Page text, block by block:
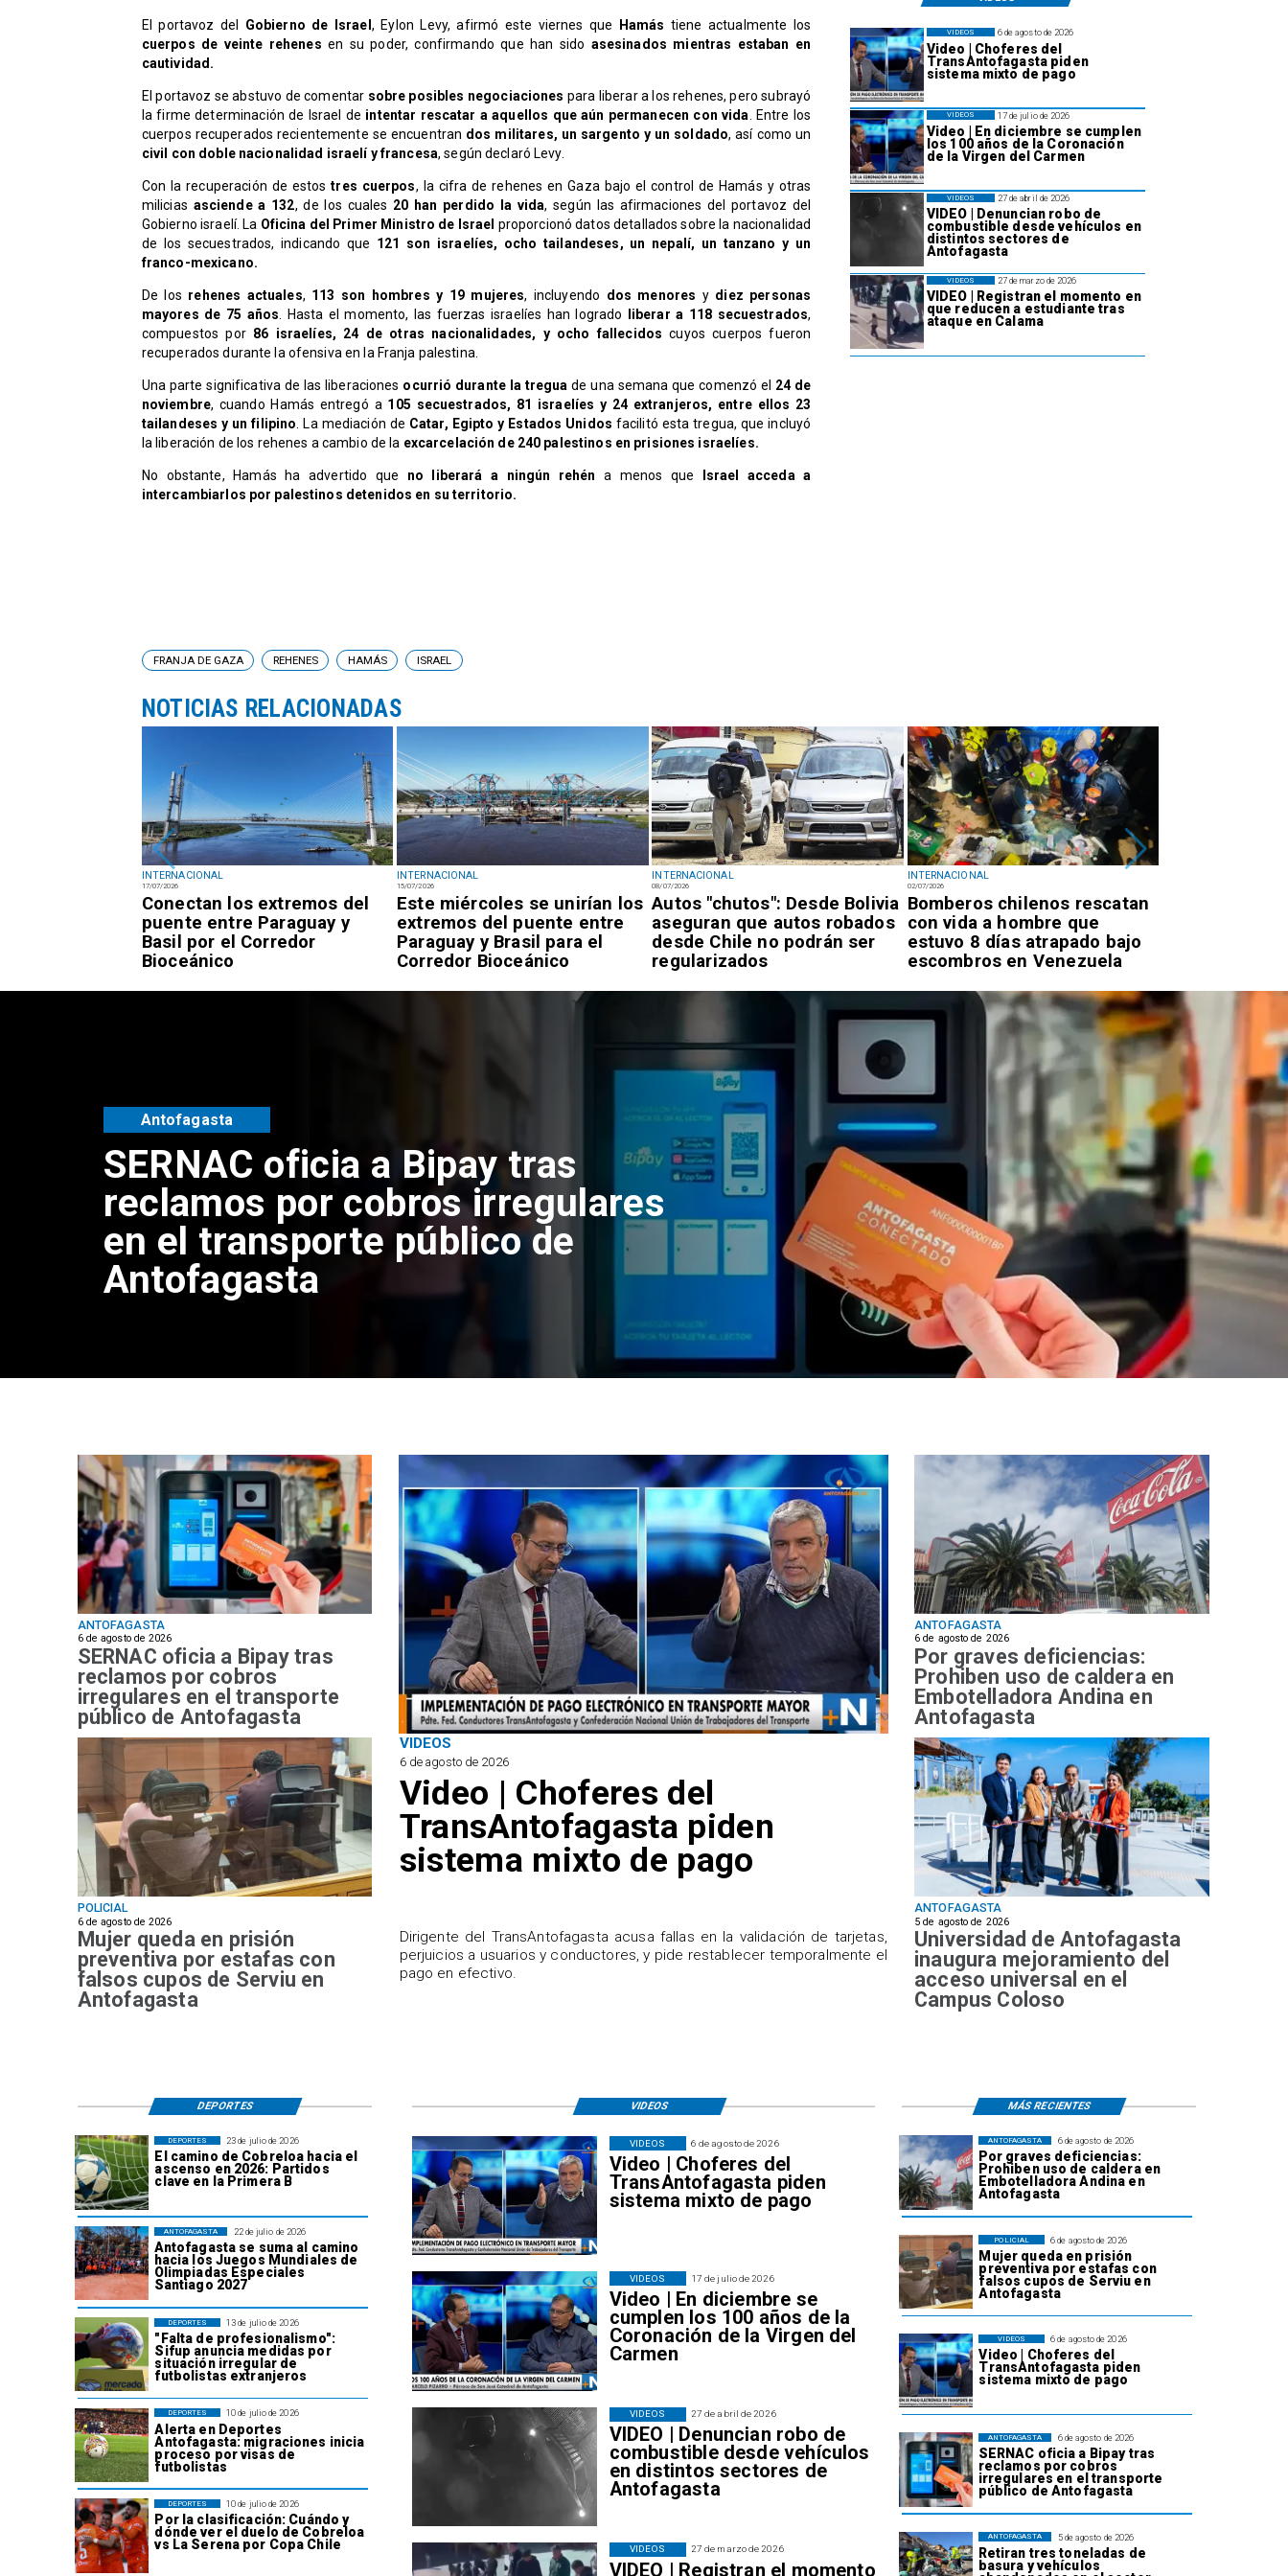
El portavoz del Gobierno de Israel , Eylon Levy, afirmó este viernes que Hamás tiene actualmente los
cuerpos de veinte rehenesen su poder, confirmando que han sido asesinados mientras estaban en
cautividad.
​El portavoz se abstuvo de comentar sobre posibles negociaciones para liberar a los rehenes, pero subrayó
la firme determinación de Israel de intentar rescatar a aquellos que aún permanecen con vida. Entre los
cuerpos recuperados recientemente se encuentran dos militares, un sargento y un soldado, así como un
civil con doble nacionalidad israelí y francesa, según declaró Levy.
​Con la recuperación de estos tres cuerpos, la cifra de rehenes en Gaza bajo el control de Hamás y otras
milicias asciende a 132, de los cuales 20 han perdido la vida, según las afirmaciones del portavoz del
Gobierno israelí. La Oficina del Primer Ministro de Israel proporcionó datos detallados sobre la nacionalidad
de los secuestrados, indicando que 121 son israelíes, ocho tailandeses, un nepalí, un tanzano y un
franco-mexicano.
​De los rehenes actuales, 113 son hombres y 19 mujeres, incluyendo dos menores y diez personas
mayores de 75 años . Hasta el momento, las fuerzas israelíes han logrado liberar a 118 secuestrados,
compuestos por 86 israelíes, 24 de otras nacionalidades, y ocho fallecidoscuyos cuerpos fueron
recuperados durante la ofensiva en la Franja palestina.
​Una parte significativa de las liberaciones ocurrió durante la treguade una semana que comenzó el 24 de
noviembre, cuando Hamás entregó a 105 secuestrados, 81 israelíes y 24 extranjeros, entre ellos 23
tailandeses y un filipino . La mediación de Catar, Egipto y Estados Unidos facilitó esta tregua, que incluyó
la liberación de los rehenes a cambio de la excarcelación de 240 palestinos en prisiones israelíes.
​No obstante, Hamás ha advertido que no liberará a ningún rehén a menos que
Israel acceda a
intercambiarlos por palestinos detenidos en su territorio.
6 de agosto de 2026
Video | Choferes del
TransAntofagasta piden
sistema mixto de pago
VIDEOS
17 de julio de 2026
Video | En diciembre se cumplen
los 100 años de la Coronación
de la Virgen del Carmen
VIDEOS
27 de abril de 2026
VIDEO | Denuncian robo de
combustible desde vehículos en
distintos sectores de
Antofagasta
VIDEOS
27 de marzo de 2026
VIDEO | Registran el momento en
que reducen a estudiante tras
ataque en Calama
VIDEOS
INTERNACIONAL
17/07/2026
Conectan los extremos del
puente entre Paraguay y
Basil por el Corredor
Bioceánico
INTERNACIONAL
15/07/2026
Este miércoles se unirían los
extremos del puente entre
Paraguay y Brasil para el
Corredor Bioceánico
INTERNACIONAL
08/07/2026
Autos "chutos": Desde Bolivia
aseguran que autos robados
desde Chile no podrán ser
regularizados
INTERNACIONAL
02/07/2026
Bomberos chilenos rescatan
con vida a hombre que
estuvo 8 días atrapado bajo
escombros en Venezuela
FRANJA DE GAZA REHENES HAMÁS ISRAEL
NOTICIAS RELACIONADAS
Retiran tres toneladas de basura
y vehículos abandonados en el
sector centro alto de
Antofagasta
Antofagasta
ANTOFAGASTA
6 de agosto de 2026
SERNAC oficia a Bipay tras
reclamos por cobros
irregulares en el transporte
público de Antofagasta
VIDEOS
6 de agosto de 2026
Video | Choferes del
TransAntofagasta piden
sistema mixto de pago
​Dirigente del TransAntofagasta acusa fallas en la validación de tarjetas,
perjuicios a usuarios y conductores, y pide restablecer temporalmente el
pago en efectivo.
POLICIAL
6 de agosto de 2026
Mujer queda en prisión
preventiva por estafas con
falsos cupos de Serviu en
Antofagasta
ANTOFAGASTA
6 de agosto de 2026
Por graves deficiencias:
Prohiben uso de caldera en
Embotelladora Andina en
Antofagasta
ANTOFAGASTA
5 de agosto de 2026
Universidad de Antofagasta
inaugura mejoramiento del
acceso universal en el
Campus Coloso
6 de agosto de 2026
Por graves deficiencias:
Prohiben uso de caldera en
Embotelladora Andina en
Antofagasta
ANTOFAGASTA
6 de agosto de 2026
Mujer queda en prisión
preventiva por estafas con
falsos cupos de Serviu en
Antofagasta
POLICIAL
6 de agosto de 2026
Video | Choferes del
TransAntofagasta piden
sistema mixto de pago
VIDEOS
6 de agosto de 2026
SERNAC oficia a Bipay tras
reclamos por cobros
irregulares en el transporte
público de Antofagasta
ANTOFAGASTA
5 de agosto de 2026
Retiran tres toneladas de
basura y vehículos
ANTOFAGASTA
23 de julio de 2026
El camino de Cobreloa hacia el
ascenso en 2026: Partidos
clave en la Primera B
DEPORTES
22 de julio de 2026
Antofagasta se suma al camino
hacia los Juegos Mundiales de
Olimpiadas Especiales
Santiago 2027
ANTOFAGASTA
13 de julio de 2026
"Falta de profesionalismo":
Sifup anuncia medidas por
situación irregular de
futbolistas extranjeros
DEPORTES
10 de julio de 2026
Alerta en Deportes
Antofagasta: migraciones inicia
proceso por visas de
futbolistas
DEPORTES
10 de julio de 2026
Por la clasificación: Cuándo y
dónde ver el duelo de Cobreloa
vs La Serena por Copa Chile
DEPORTES
6 de agosto de 2026
Video | Choferes del
TransAntofagasta piden
sistema mixto de pago
VIDEOS
17 de julio de 2026
Video | En diciembre se
cumplen los 100 años de la
Coronación de la Virgen del
Carmen
VIDEOS
27 de abril de 2026
VIDEO | Denuncian robo de
combustible desde vehículos
en distintos sectores de
Antofagasta
VIDEOS
27 de marzo de 2026
VIDEO | Registran el momento
VIDEOS
VIDEOS
DEPORTES MÁS RECIENTES